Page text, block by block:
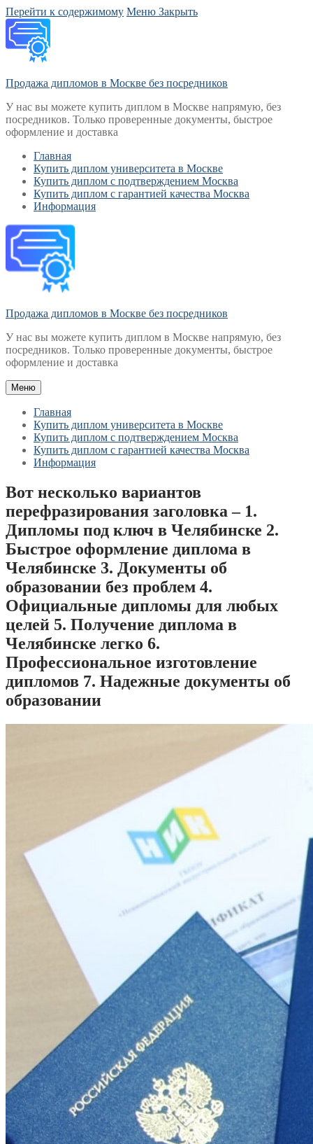
Перейти к содержимому Меню Закрыть
Продажа дипломов в Москве без посредников
У нас вы можете купить диплом в Москве напрямую, без
посредников. Только проверенные документы, быстрое
оформление и доставка
Главная
Купить диплом университета в Москве
Купить диплом с подтверждением Москва
Купить диплом с гарантией качества Москва
Информация
Продажа дипломов в Москве без посредников
У нас вы можете купить диплом в Москве напрямую, без
посредников. Только проверенные документы, быстрое
оформление и доставка
Меню
Главная
Купить диплом университета в Москве
Купить диплом с подтверждением Москва
Купить диплом с гарантией качества Москва
Информация
Вот несколько вариантов
перефразирования заголовка – 1.
Дипломы под ключ в Челябинске 2.
Быстрое оформление диплома в
Челябинске 3. Документы об
образовании без проблем 4.
Официальные дипломы для любых
целей 5. Получение диплома в
Челябинске легко 6.
Профессиональное изготовление
дипломов 7. Надежные документы об
образовании